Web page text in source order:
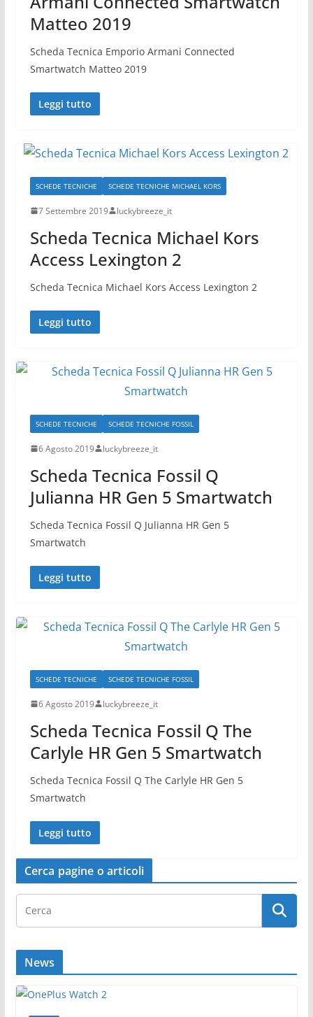
Matteo 2019
Scheda Tecnica Emporio Armani Connected
Smartwatch Matteo 2019
Leggi tutto
SCHEDE TECNICHE SCHEDE TECNICHE MICHAEL KORS
7 Settembre 2019 luckybreeze_it
Scheda Tecnica Michael Kors
Access Lexington 2
Scheda Tecnica Michael Kors Access Lexington 2
Leggi tutto
SCHEDE TECNICHE SCHEDE TECNICHE FOSSIL
6 Agosto 2019 luckybreeze_it
Scheda Tecnica Fossil Q
Julianna HR Gen 5 Smartwatch
Scheda Tecnica Fossil Q Julianna HR Gen 5
Smartwatch
Leggi tutto
SCHEDE TECNICHE SCHEDE TECNICHE FOSSIL
6 Agosto 2019 luckybreeze_it
Scheda Tecnica Fossil Q The
Carlyle HR Gen 5 Smartwatch
Scheda Tecnica Fossil Q The Carlyle HR Gen 5
Smartwatch
Leggi tutto
Cerca pagine o articoli
News